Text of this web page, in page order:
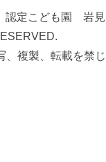
認定こども園 岩見
、複製、転載を禁じ